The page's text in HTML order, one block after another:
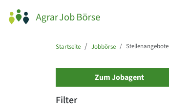
Startseite Jobbörse Stellenangebote
Zum Jobagent
Filter